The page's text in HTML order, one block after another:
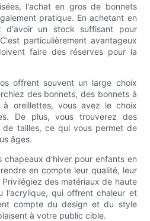
l'achat en gros de bonnets
pratique. En achetant en
d'avoir un stock suffisant pour
particulièrement avantageux
faire des réserves pour la
offrent souvent un large choix
des bonnets, des bonnets à
oreillettes, vous avez le choix
De plus, vous trouverez des
de tailles, ce qui vous permet de
âges.
chapeaux d'hiver pour enfants en
en compte leur qualité, leur
des matériaux de haute
l'acrylique, qui offrent chaleur et
compte du design et du style
à votre public cible.